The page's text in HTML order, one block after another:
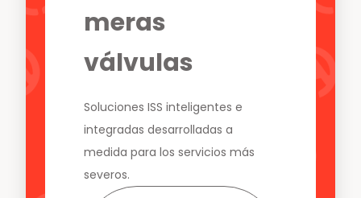
Noticias y medios
Contacto
meras
válvulas
Soluciones ISS inteligentes e
integradas desarrolladas a
medida para los servicios más
severos.